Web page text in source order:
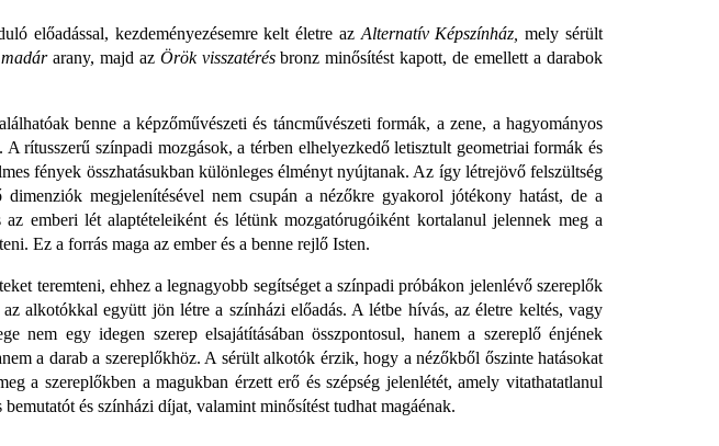
előadással, kezdeményezésemre kelt életre az Alternatív Képszínház, mely sérült
arany, majd az Örök visszatérésbronz minősítést kapott, de emellett a darabok
benne a képzőművészeti és táncművészeti formák, a zene, a hagyományos
rítusszerű színpadi mozgások, a térben elhelyezkedő letisztult geometriai formák és
fények összhatásukban különleges élményt nyújtanak. Az így létrejövő felszültség
megjelenítésével nem csupán a nézőkre gyakorol jótékony hatást, de a
emberi lét alaptételeiként és létünk mozgatórugóiként kortalanul jelennek meg a
Ez a forrás maga az ember és a benne rejlő Isten.
teremteni, ehhez a legnagyobb segítséget a színpadi próbákon jelenlévő szereplők
alkotókkal együtt jön létre a színházi előadás. A létbe hívás, az életre keltés, vagy
nem egy idegen szerep elsajátításában összpontosul, hanem a szereplő énjének
a darab a szereplőkhöz. A sérült alkotók érzik, hogy a nézőkből őszinte hatásokat
a szereplőkben a magukban érzett erő és szépség jelenlétét, amely vitathatatlanul
és színházi díjat, valamint minősítést tudhat magáénak.